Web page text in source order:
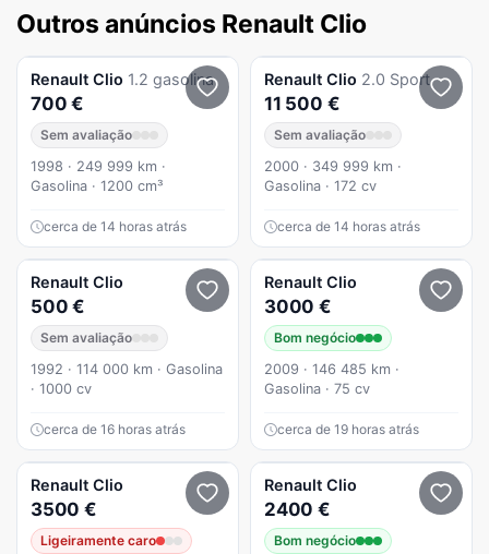
Outros anúncios Renault Clio
Renault Clio 1.2 gasolina
700 €
Sem avaliação
1998 · 249 999 km ·
Gasolina · 1200 cm³
cerca de 14 horas atrás
Renault Clio 2.0 Sport
11 500 €
Sem avaliação
2000 · 349 999 km ·
Gasolina · 172 cv
cerca de 14 horas atrás
Renault Clio
500 €
Sem avaliação
1992 · 114 000 km · Gasolina
· 1000 cv
cerca de 16 horas atrás
Renault Clio
3000 €
Bom negócio
2009 · 146 485 km ·
Gasolina · 75 cv
cerca de 19 horas atrás
Renault Clio
3500 €
Ligeiramente caro
Renault Clio
2400 €
Bom negócio